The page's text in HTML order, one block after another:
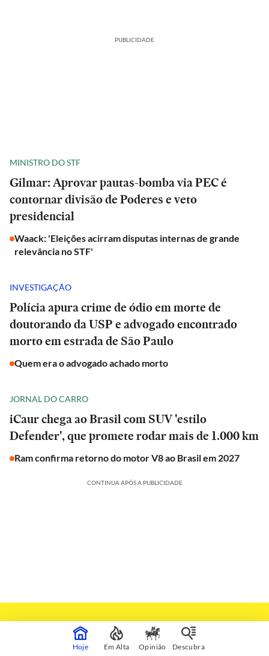
PUBLICIDADE
MINISTRO DO STF
Gilmar: Aprovar pautas-bomba via PEC é
contornar divisão de Poderes e veto
presidencial
Waack: 'Eleições acirram disputas internas de grande
relevância no STF'
INVESTIGAÇÃO
Polícia apura crime de ódio em morte de
doutorando da USP e advogado encontrado
morto em estrada de São Paulo
Quem era o advogado achado morto
JORNAL DO CARRO
iCaur chega ao Brasil com SUV 'estilo
Defender', que promete rodar mais de 1.000 km
Ram confirma retorno do motor V8 ao Brasil em 2027
CONTINUA APÓS A PUBLICIDADE
Hoje Em Alta Opinião Descubra